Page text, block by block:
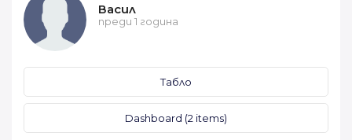
Васил
преди 1 година
Табло
Dashboard (2 items)